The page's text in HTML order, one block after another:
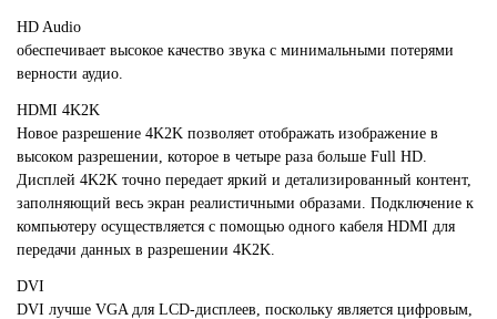
HD Audio
обеспечивает высокое качество звука с минимальными потерями
верности аудио.
HDMI 4K2K
Новое разрешение 4K2K позволяет отображать изображение в
высоком разрешении, которое в четыре раза больше Full HD.
Дисплей 4K2K точно передает яркий и детализированный контент,
заполняющий весь экран реалистичными образами. Подключение к
компьютеру осуществляется с помощью одного кабеля HDMI для
передачи данных в разрешении 4K2K.
DVI
DVI лучше VGA для LCD-дисплеев, поскольку является цифровым,